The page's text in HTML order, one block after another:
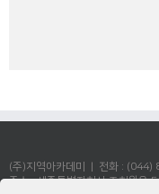
(주)지역아카데미 | 전화 :
주소 : 세종특별자치시 조치원읍